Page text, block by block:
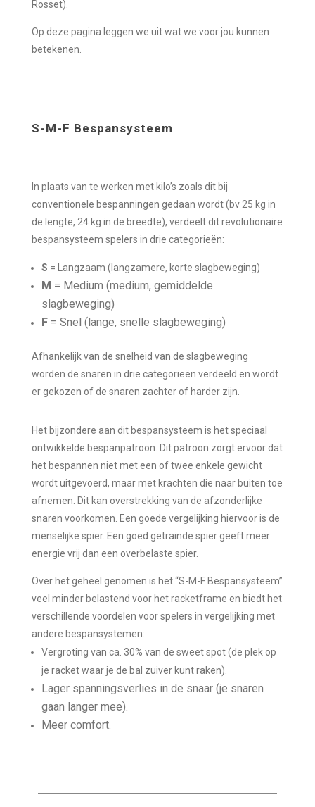
Rosset).
Op deze pagina leggen we uit wat we voor jou kunnen
betekenen.
S-M-F Bespansysteem
In plaats van te werken met kilo’s zoals dit bij
conventionele bespanningen gedaan wordt (bv 25 kg in
de lengte, 24 kg in de breedte), verdeelt dit revolutionaire
bespansysteem spelers in drie categorieën:
S = Langzaam (langzamere, korte slagbeweging)
M = Medium (medium, gemiddelde
slagbeweging)
F= Snel (lange, snelle slagbeweging)
Afhankelijk van de snelheid van de slagbeweging
worden de snaren in drie categorieën verdeeld en wordt
er gekozen of de snaren zachter of harder zijn.
Het bijzondere aan dit bespansysteem is het speciaal
ontwikkelde bespanpatroon. Dit patroon zorgt ervoor dat
het bespannen niet met een of twee enkele gewicht
wordt uitgevoerd, maar met krachten die naar buiten toe
afnemen. Dit kan overstrekking van de afzonderlijke
snaren voorkomen. Een goede vergelijking hiervoor is de
menselijke spier. Een goed getrainde spier geeft meer
energie vrij dan een overbelaste spier.
Over het geheel genomen is het “S-M-F Bespansysteem”
veel minder belastend voor het racketframe en biedt het
verschillende voordelen voor spelers in vergelijking met
andere bespansystemen:
Vergroting van ca. 30% van de sweet spot (de plek op
je racket waar je de bal zuiver kunt raken).
Lager spanningsverlies in de snaar (je snaren
gaan langer mee).
Meer comfort.